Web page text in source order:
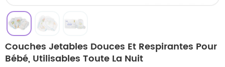
Couches Jetables Douces Et Respirantes Pour
Bébé, Utilisables Toute La Nuit